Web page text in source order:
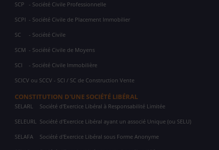
SCP - Société Civile Professionnelle
SCPI - Société Civile de Placement Immobilier
SC - Société Civile
SCM - Société Civile de Moyens
SCI - Société Civile Immobilière
SCICV ou SCCV - SCI / SC de Construction Vente
CONSTITUTION D'UNE SOCIÉTÉ LIBÉRAL
SELARL Société d'Exercice Libéral à Responsabilité Limitée
SELEURL Société d'Exercice Libéral ayant un associé Unique (ou SELU)
SELAFA Société d'Exercice Libéral sous Forme Anonyme